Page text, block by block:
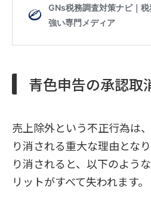
青色申告の承認取
売上除外という不正行為は
り消される重大な理由とな
り消されると、以下のよう
リットがすべて失われます。